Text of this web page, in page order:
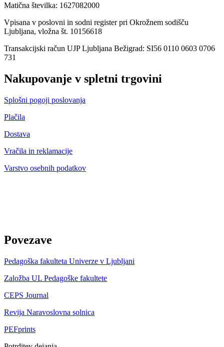
Matična številka: 1627082000
Vpisana v poslovni in sodni register pri Okrožnem sodišču
Ljubljana, vložna št. 10156618
Transakcijski račun UJP Ljubljana Bežigrad: SI56 0110 0603 0706
731
Nakupovanje v spletni trgovini
Splošni pogoji poslovanja
Plačila
Dostava
Vračila in reklamacije
Varstvo osebnih podatkov
Povezave
Pedagoška fakulteta Univerze v Ljubljani
Založba UL Pedagoške fakultete
CEPS Journal
Revija Naravoslovna solnica
PEFprints